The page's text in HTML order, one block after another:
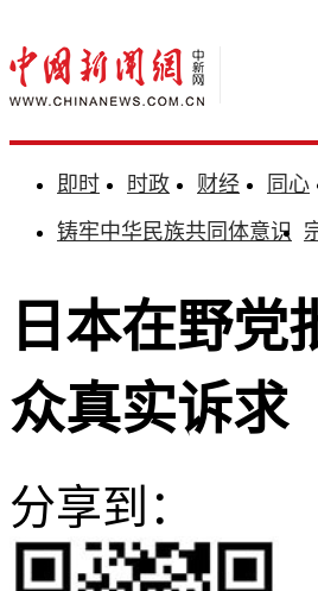
即时 时政 财经 同心
铸牢中华民族共同体意识
日本在野党
众真实诉求
分享到：